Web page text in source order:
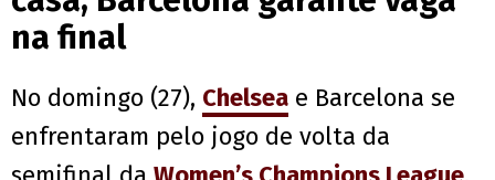
na final
No domingo (27), Chelsea e Barcelona se
enfrentaram pelo jogo de volta da